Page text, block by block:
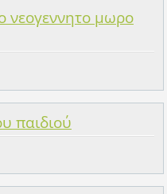
νεογεννητο μωρο
παιδιού